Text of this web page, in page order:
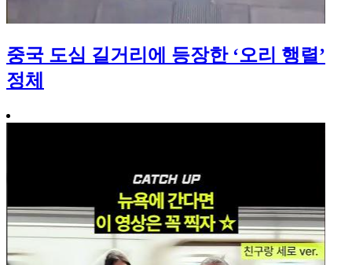
중국 도심 길거리에 등장한 ‘오리 행렬’
정체